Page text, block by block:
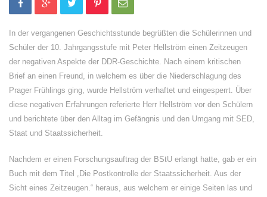
In der vergangenen Geschichtsstunde begrüßten die Schülerinnen und
Schüler der 10. Jahrgangsstufe mit Peter Hellström einen Zeitzeugen
der negativen Aspekte der DDR-Geschichte. Nach einem kritischen
Brief an einen Freund, in welchem es über die Niederschlagung des
Prager Frühlings ging, wurde Hellström verhaftet und eingesperrt. Über
diese negativen Erfahrungen referierte Herr Hellström vor den Schülern
und berichtete über den Alltag im Gefängnis und den Umgang mit SED,
Staat und Staatssicherheit.
Nachdem er einen Forschungsauftrag der BStU erlangt hatte, gab er ein
Buch mit dem Titel „Die Postkontrolle der Staatssicherheit. Aus der
Sicht eines Zeitzeugen.“ heraus, aus welchem er einige Seiten las und